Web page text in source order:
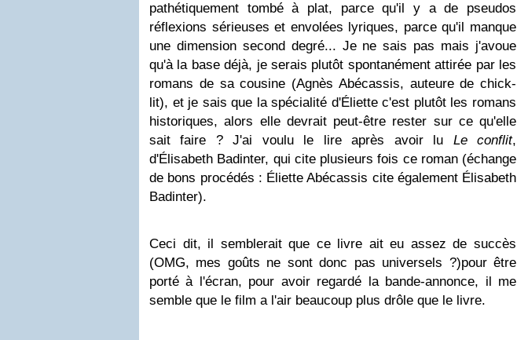
pathétiquement tombé à plat, parce qu'il y a de pseudos
réflexions sérieuses et envolées lyriques, parce qu'il manque
une dimension second degré... Je ne sais pas mais j'avoue
qu'à la base déjà, je serais plutôt spontanément attirée par les
romans de sa cousine (Agnès Abécassis, auteure de chick-
lit), et je sais que la spécialité d'Éliette c'est plutôt les romans
historiques, alors elle devrait peut-être rester sur ce qu'elle
sait faire ? J'ai voulu le lire après avoir lu Le conflit,
d'Élisabeth Badinter, qui cite plusieurs fois ce roman (échange
de bons procédés : Éliette Abécassis cite également Élisabeth
Badinter).
Ceci dit, il semblerait que ce livre ait eu assez de succès
(OMG, mes goûts ne sont donc pas universels ?)pour être
porté à l'écran, pour avoir regardé la bande-annonce, il me
semble que le film a l'air beaucoup plus drôle que le livre.